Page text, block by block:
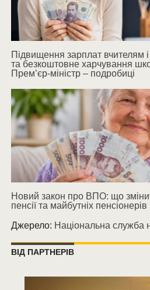
Підвищення зарплат вчителям
та безкоштовне харчування
Прем’єр-міністр – подробиці
Новий закон про ВПО: що
пенсії та майбутніх пенсіонерів
Джерело: Національна служба
ВІД ПАРТНЕРІВ